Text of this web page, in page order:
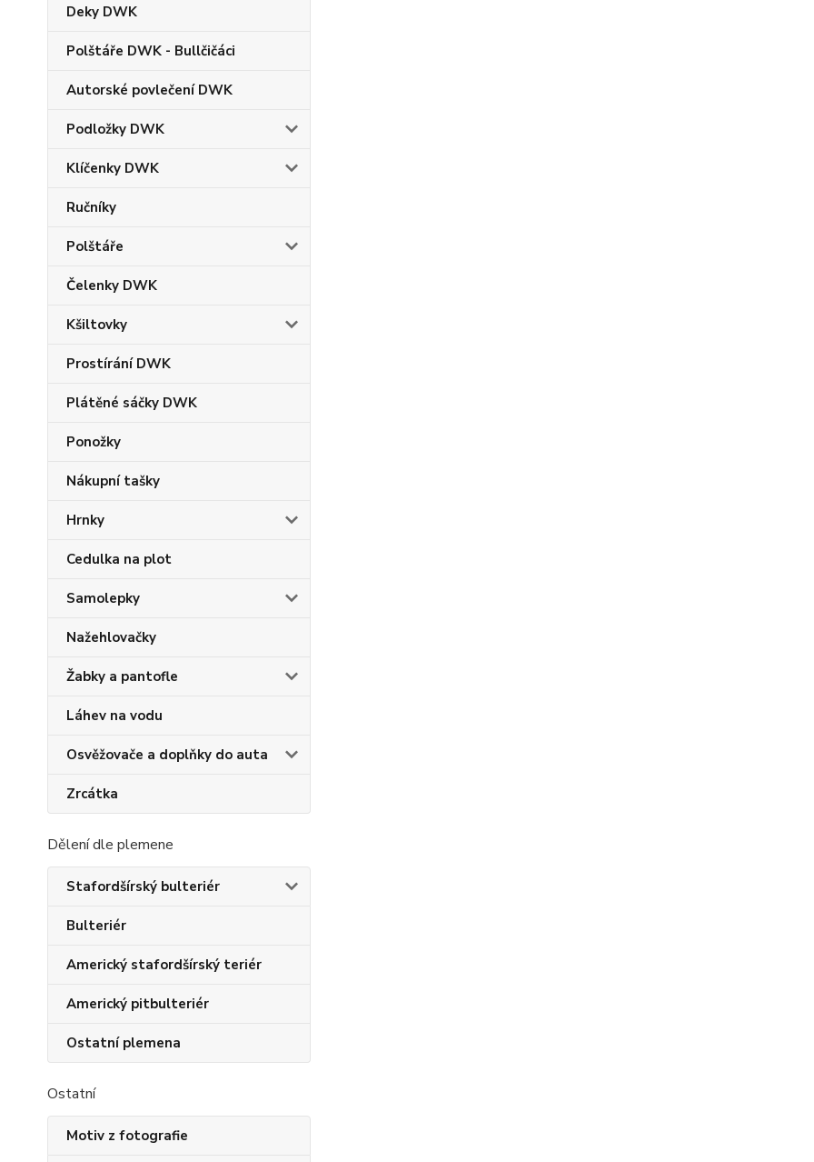
Deky DWK
Polštáře DWK - Bullčičáci
Autorské povlečení DWK
Podložky DWK
Klíčenky DWK
Ručníky
Polštáře
Čelenky DWK
Kšiltovky
Prostírání DWK
Plátěné sáčky DWK
Ponožky
Nákupní tašky
Hrnky
Cedulka na plot
Samolepky
Nažehlovačky
Žabky a pantofle
Láhev na vodu
Osvěžovače a doplňky do auta
Zrcátka
Dělení dle plemene
Stafordšírský bulteriér
Bulteriér
Americký stafordšírský teriér
Americký pitbulteriér
Ostatní plemena
Ostatní
Motiv z fotografie